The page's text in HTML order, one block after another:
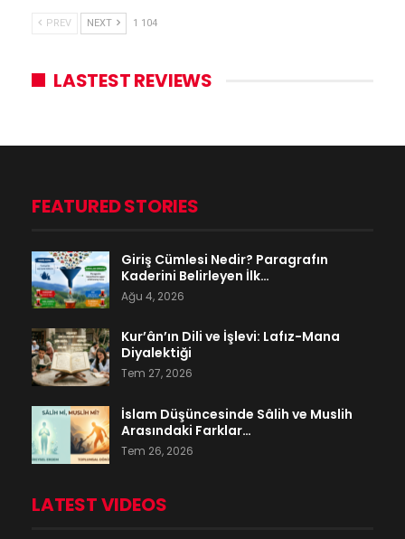
PREV NEXT 1 104
LASTEST REVIEWS
FEATURED STORIES
Giriş Cümlesi Nedir? Paragrafın
Kaderini Belirleyen İlk…
Ağu 4, 2026
Kur’ân’ın Dili ve İşlevi: Lafız-Mana
Diyalektiği
Tem 27, 2026
İslam Düşüncesinde Sâlih ve Muslih
Arasındaki Farklar…
Tem 26, 2026
LATEST VIDEOS